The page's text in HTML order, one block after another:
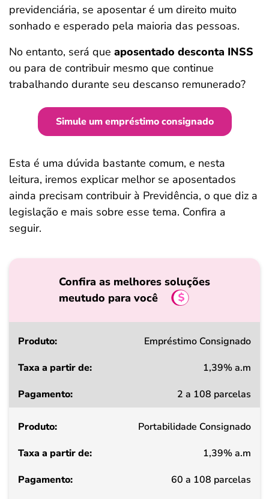
previdenciária, se aposentar é um direito muito
sonhado e esperado pela maioria das pessoas.
No entanto, será que aposentado desconta INSS
ou para de contribuir mesmo que continue
trabalhando durante seu descanso remunerado?
Simule um empréstimo consignado
Esta é uma dúvida bastante comum, e nesta
leitura, iremos explicar melhor se aposentados
ainda precisam contribuir à Previdência, o que diz a
legislação e mais sobre esse tema. Confira a
seguir.
Confira as melhores soluções
meutudo para você
Produto
a
de
Pagamento
Empréstimo Consignado
1,39% a.m
2 a 108 parcelas
Portabilidade Consignado
1,39% a.m
60 a 108 parcelas